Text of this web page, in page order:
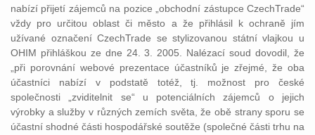
nabízí přijetí zájemců na pozice „obchodní zástupce CzechTrade“
vždy pro určitou oblast či město a že přihlásil k ochraně jím
užívané označení CzechTrade se stylizovanou státní vlajkou u
OHIM přihláškou ze dne 24. 3. 2005. Nalézací soud dovodil, že
„při porovnání webové prezentace účastníků je zřejmé, že oba
účastníci nabízí v podstatě totéž, tj. možnost pro české
společnosti „zviditelnit se“ u potenciálních zájemců o jejich
výrobky a služby v různých zemích světa, že obě strany sporu se
účastní shodné části hospodářské soutěže (společné části trhu na